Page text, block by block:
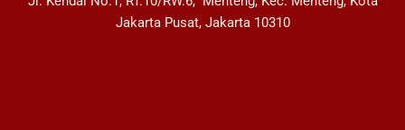
Jakarta Pusat, Jakarta 10310